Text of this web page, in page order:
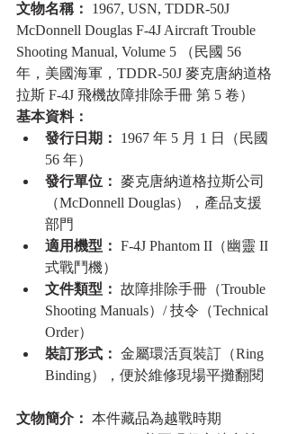
文物名稱：
1967, USN, TDDR-50J
McDonnell Douglas F-4J Aircraft Trouble
Shooting Manual, Volume 5 （民國 56
年，美國海軍，TDDR-50J 麥克唐納道格
拉斯 F-4J 飛機故障排除手冊 第 5 卷）
基本資料：
發行日期：
1967 年 5 月 1 日（民國
56 年）
發行單位： 麥克唐納道格拉斯公司
（McDonnell Douglas），產品支援
部門
適用機型： F-4J Phantom II（幽靈 II
式戰鬥機）
文件類型： 故障排除手冊（Trouble
Shooting Manuals）/ 技令（Technical
Order）
裝訂形式： 金屬環活頁裝訂（Ring
Binding），便於維修現場平攤翻閱
文物簡介： 本件藏品為越戰時期